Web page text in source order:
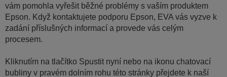
vám pomohla vyřešit běžné problémy s vaším produktem
Epson. Když kontaktujete podporu Epson, EVA vás vyzve k
zadání příslušných informací a provede vás celým
procesem.
Kliknutím na tlačítko Spustit nyní nebo na ikonu chatovací
bubliny v pravém dolním rohu této stránky přejdete k naší